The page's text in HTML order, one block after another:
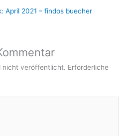
April 2021 – findos buecher
nicht veröffentlicht. Erforderliche